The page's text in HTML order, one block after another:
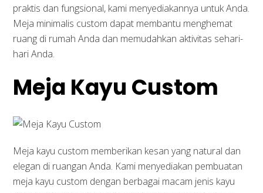
praktis dan fungsional, kami menyediakannya untuk Anda.
Meja minimalis custom dapat membantu menghemat
ruang di rumah Anda dan memudahkan aktivitas sehari-
hari Anda.
Meja Kayu Custom
Meja kayu custom memberikan kesan yang natural dan
elegan di ruangan Anda. Kami menyediakan pembuatan
meja kayu custom dengan berbagai macam jenis kayu